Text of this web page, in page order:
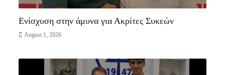
Ενίσχυση στην άμυνα για Ακρίτες Συκεών
August 1, 2026